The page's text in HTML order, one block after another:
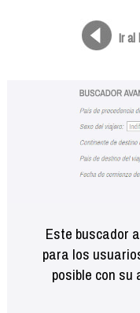
Ir al
Este buscador
para los
posible con su